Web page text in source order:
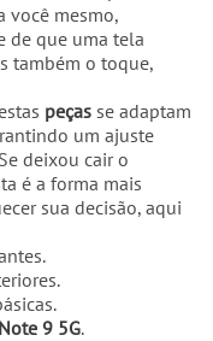
você mesmo,
de que uma tela
também o toque,
peças se adaptam
um ajuste
deixou cair o
é a forma mais
sua decisão, aqui
9 5G.